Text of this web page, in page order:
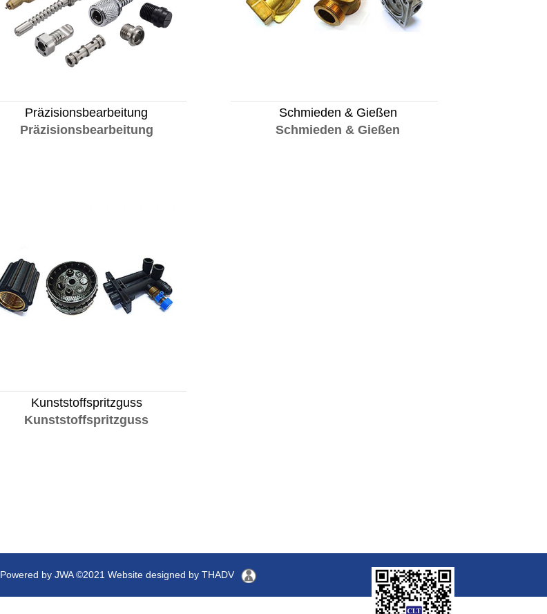
Präzisionsbearbeitung
Präzisionsbearbeitung
Schmieden & Gießen
Schmieden & Gießen
Kunststoffspritzguss
Kunststoffspritzguss
Powered by JWA©2021 Website designed by THADV